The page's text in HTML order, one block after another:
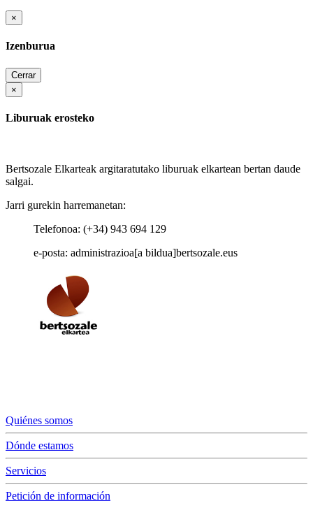
×
Izenburua
Cerrar
×
Liburuak erosteko
Bertsozale Elkarteak argitaratutako liburuak elkartean bertan daude
salgai.
Jarri gurekin harremanetan:
Telefonoa: (+34) 943 694 129
e-posta: administrazioa[a bildua]bertsozale.eus
Quiénes somos
Dónde estamos
Servicios
Petición de información